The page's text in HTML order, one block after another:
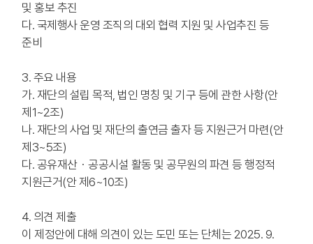
및 홍보 추진
다. 국제행사 운영 조직의 대외 협력 지원 및 사업추진 등
준비
3. 주요 내용
가. 재단의 설립 목적, 법인 명칭 및 기구 등에 관한 사항(안
제1~2조)
나. 재단의 사업 및 재단의 출연금 출자 등 지원근거 마련(안
제3~5조)
다. 공유재산・공공시설 활동 및 공무원의 파견 등 행정적
지원근거(안 제6~10조)
4. 의견 제출
이 제정안에 대해 의견이 있는 도민 또는 단체는 2025. 9.